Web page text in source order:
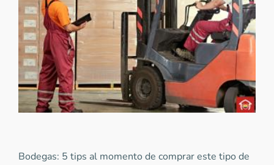
Bodegas: 5 tips al momento de comprar este tipo de